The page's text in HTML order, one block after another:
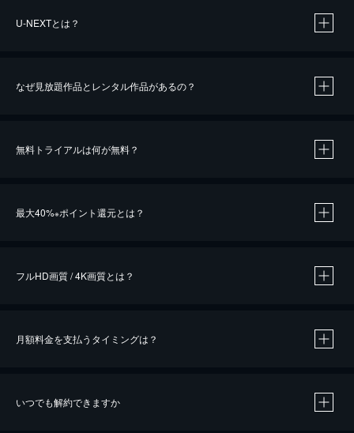
U-NEXTとは？
なぜ見放題作品とレンタル作品があるの？
無料トライアルは何が無料？
最大40%※ポイント還元とは？
※40％ポイント還元の対象は、クレジットカード決済による作品の購入 / レンタルです。
iOSアプリのUコイン決済による作品の購入 / レンタルは、20％のポイント還元です。
フルHD画質 / 4K画質とは？
月額料金を支払うタイミングは？
いつでも解約できますか